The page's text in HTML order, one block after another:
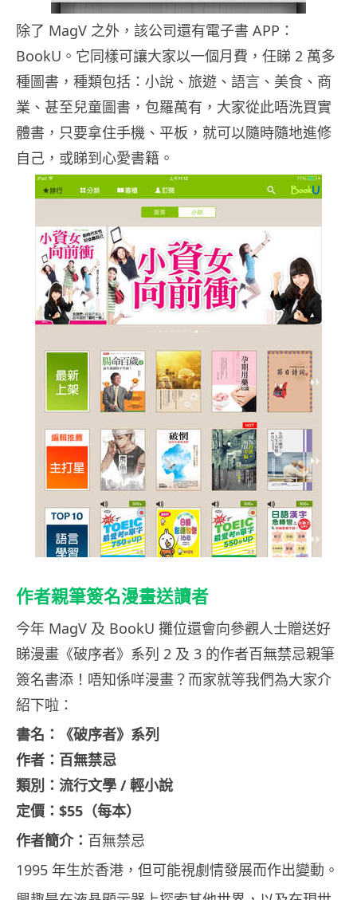
除了 MagV 之外，該公司還有電子書 APP：
BookU。它同樣可讓大家以一個月費，任睇 2 萬多
種圖書，種類包括：小說、旅遊、語言、美食、商
業、甚至兒童圖書，包羅萬有，大家從此唔洗買實
體書，只要拿住手機、平板，就可以隨時隨地進修
自己，或睇到心愛書籍。
作者親筆簽名漫畫送讀者
今年 MagV 及 BookU 攤位還會向參觀人士贈送好
睇漫畫《破序者》系列 2 及 3 的作者百無禁忌親筆
簽名書添！唔知係咩漫畫？而家就等我們為大家介
紹下啦：
書名：《破序者》系列
作者：百無禁忌
類別：流行文學 / 輕小說
定價：$55（每本）
作者簡介： 百無禁忌
1995 年生於香港，但可能視劇情發展而作出變動。